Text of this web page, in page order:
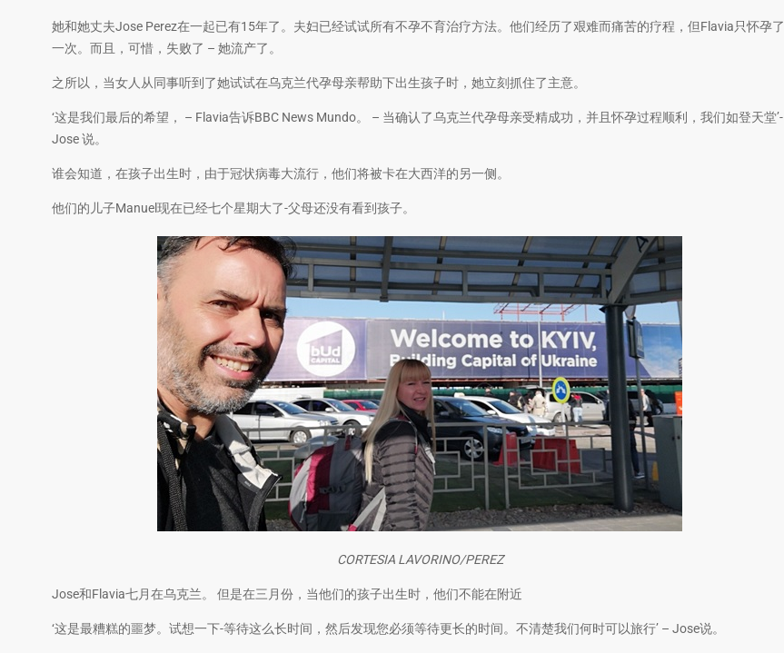
她和她丈夫Jose Perez在一起已有15年了。夫妇已经试试所有不孕不育治疗方法。他们经历了艰难而痛苦的疗程，但Flavia只怀孕了
一次。而且，可惜，失败了 – 她流产了。
之所以，当女人从同事听到了她试试在乌克兰代孕母亲帮助下出生孩子时，她立刻抓住了主意。
‘这是我们最后的希望， – Flavia告诉BBC News Mundo。 – 当确认了乌克兰代孕母亲受精成功，并且怀孕过程顺利，我们如登天堂’-
Jose 说。
谁会知道，在孩子出生时，由于冠状病毒大流行，他们将被卡在大西洋的另一侧。
他们的儿子Manuel现在已经七个星期大了-父母还没有看到孩子。
CORTESIA LAVORINO/PEREZ
Jose和Flavia七月在乌克兰。 但是在三月份，当他们的孩子出生时，他们不能在附近
‘这是最糟糕的噩梦。试想一下-等待这么长时间，然后发现您必须等待更长的时间。不清楚我们何时可以旅行’ – Jose说。